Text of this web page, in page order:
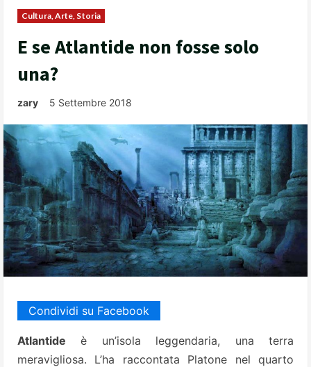
Cultura, Arte, Storia
E se Atlantide non fosse solo
una?
zary 5 Settembre 2018
Condividi su Facebook
Atlantide è un’isola leggendaria, una terra
meravigliosa. L’ha raccontata Platone nel quarto